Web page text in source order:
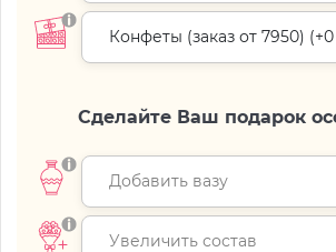
Конфеты (заказ от 7950) (+
Сделайте Ваш подарок
Добавить вазу
Увеличить состав